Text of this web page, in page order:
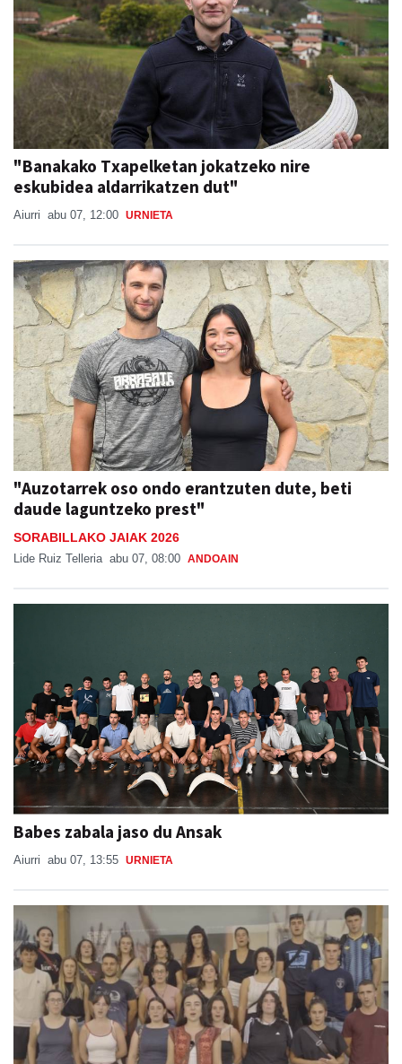
"Banakako Txapelketan jokatzeko nire
eskubidea aldarrikatzen dut"
Aiurri abu 07, 12:00 URNIETA
"Auzotarrek oso ondo erantzuten dute, beti
daude laguntzeko prest"
SORABILLAKO JAIAK 2026
Lide Ruiz Telleria abu 07, 08:00 ANDOAIN
Babes zabala jaso du Ansak
Aiurri abu 07, 13:55 URNIETA